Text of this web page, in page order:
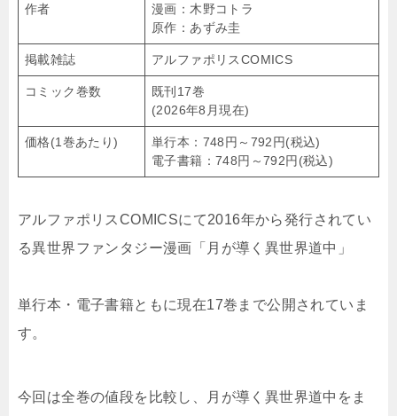
作者
漫画：木野コトラ
原作：あずみ圭
掲載雑誌 アルファポリスCOMICS
コミック巻数
既刊17巻
(2026年8月現在)
価格(1巻あたり)
単行本：748円～792円(税込)
電子書籍：748円～792円(税込)
アルファポリスCOMICSにて2016年から発行されてい
る異世界ファンタジー漫画「月が導く異世界道中」
単行本・電子書籍ともに現在17巻まで公開されていま
す。
今回は全巻の値段を比較し、月が導く異世界道中をま